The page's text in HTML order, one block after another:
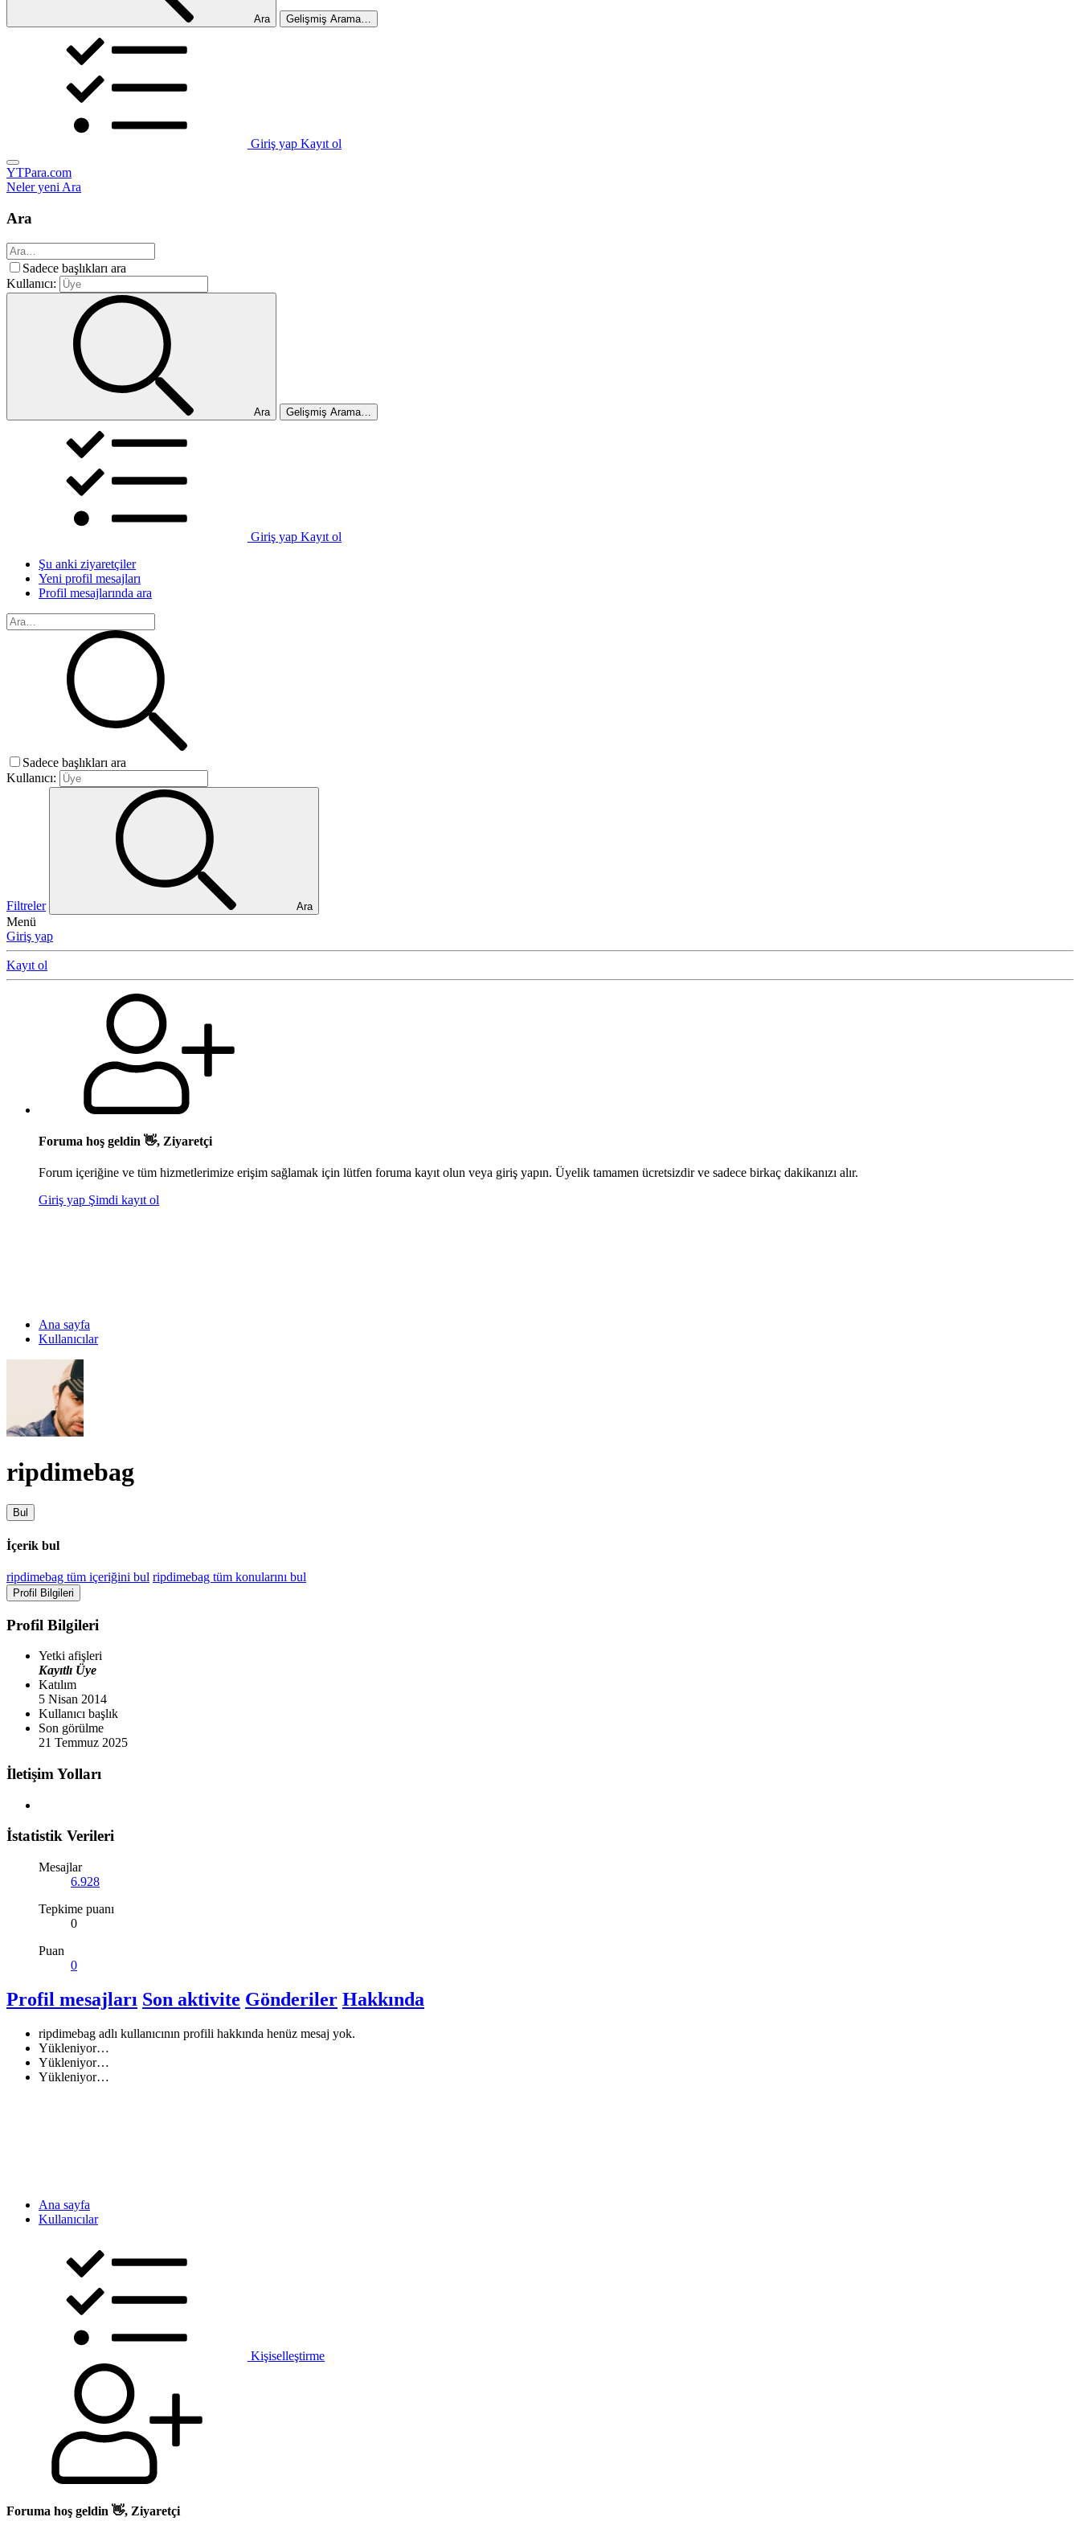
Ara Gelişmiş Arama…
Giriş yap Kayıt ol
YTPara.com
Neler yeniAra
Ara
Sadece başlıkları ara
Kullanıcı:
Ara Gelişmiş Arama…
Giriş yap Kayıt ol
Şu anki ziyaretçiler
Yeni profil mesajları
Profil mesajlarında ara
Sadece başlıkları ara
Kullanıcı:
Filtreler Ara
Menü
Giriş yap
Kayıt ol
Foruma hoş geldin 👋, Ziyaretçi
Forum içeriğine ve tüm hizmetlerimize erişim sağlamak için lütfen foruma kayıt olun veya giriş yapın. Üyelik tamamen ücretsizdir ve sadece birkaç dakikanızı alır.
Giriş yap Şimdi kayıt ol
Ana sayfa
Kullanıcılar
ripdimebag
Bul
İçerik bul
ripdimebag tüm içeriğini bul ripdimebag tüm konularını bul
Profil Bilgileri
Profil Bilgileri
Yetki afişleri
Kayıtlı Üye
Katılım
5 Nisan 2014
Kullanıcı başlık
Son görülme
21 Temmuz 2025
İletişim Yolları
İstatistik Verileri
Mesajlar
6.928
Tepkime puanı
0
Puan
0
Profil mesajları Son aktivite Gönderiler Hakkında
ripdimebag adlı kullanıcının profili hakkında henüz mesaj yok.
Yükleniyor…
Yükleniyor…
Yükleniyor…
Ana sayfa
Kullanıcılar
Kişiselleştirme
Foruma hoş geldin 👋, Ziyaretçi